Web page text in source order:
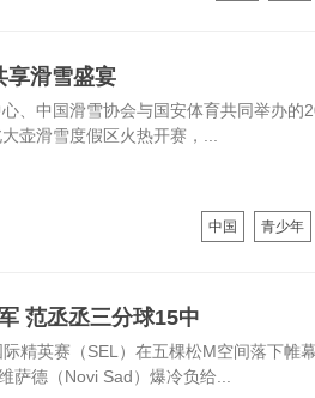
享滑雪盛宴
、中国滑雪协会与国安体育共同举办的
壶滑雪度假区火热开赛，...
中国 青少年
范丞丞三分球15中
精英赛（SEL）在五棵松M空间落下帷
萨德（Novi Sad）爆冷负给...